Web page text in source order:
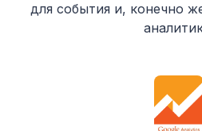
для события и, конечно